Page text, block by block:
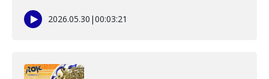
2026.05.30 |00:03:21